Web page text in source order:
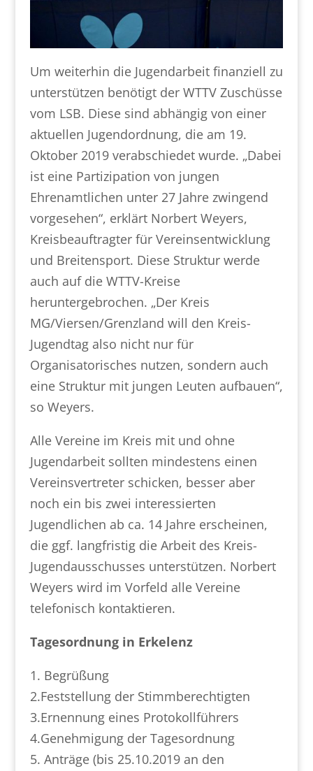
Um weiterhin die Jugendarbeit finanziell zu
unterstützen benötigt der WTTV Zuschüsse
vom LSB. Diese sind abhängig von einer
aktuellen Jugendordnung, die am 19.
Oktober 2019 verabschiedet wurde. „Dabei
ist eine Partizipation von jungen
Ehrenamtlichen unter 27 Jahre zwingend
vorgesehen“, erklärt Norbert Weyers,
Kreisbeauftragter für Vereinsentwicklung
und Breitensport. Diese Struktur werde
auch auf die WTTV-Kreise
heruntergebrochen. „Der Kreis
MG/Viersen/Grenzland will den Kreis-
Jugendtag also nicht nur für
Organisatorisches nutzen, sondern auch
eine Struktur mit jungen Leuten aufbauen“,
so Weyers.
Alle Vereine im Kreis mit und ohne
Jugendarbeit sollten mindestens einen
Vereinsvertreter schicken, besser aber
noch ein bis zwei interessierten
Jugendlichen ab ca. 14 Jahre erscheinen,
die ggf. langfristig die Arbeit des Kreis-
Jugendausschusses unterstützen. Norbert
Weyers wird im Vorfeld alle Vereine
telefonisch kontaktieren.
Tagesordnung in Erkelenz
1. Begrüßung
2.Feststellung der Stimmberechtigten
3.Ernennung eines Protokollführers
4.Genehmigung der Tagesordnung
5. Anträge (bis 25.10.2019 an den